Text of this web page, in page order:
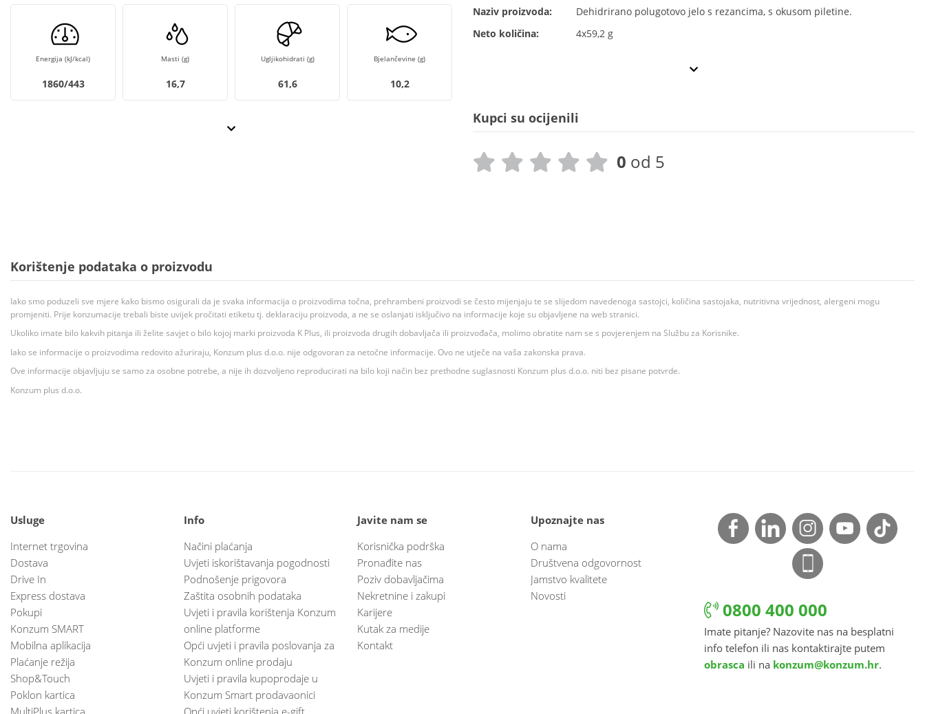
Energija (kJ/kcal)
1860/443
Masti (g)
16,7
Ugljikohidrati (g)
61,6
Bjelančevine (g)
10,2
Naziv proizvoda:
Dehidrirano polugotovo jelo s rezancima, s okusom piletine.
Neto količina:
4x59,2 g
Kupci su ocijenili
0 od 5
Korištenje podataka o proizvodu
Iako smo poduzeli sve mjere kako bismo osigurali da je svaka informacija o proizvodima točna, prehrambeni proizvodi se često mijenjaju te se slijedom navedenoga sastojci, količina sastojaka, nutritivna vrijednost, alergeni mogu
promjeniti. Prije konzumacije trebali biste uvijek pročitati etiketu tj. deklaraciju proizvoda, a ne se oslanjati isključivo na informacije koje su objavljene na web stranici.
Ukoliko imate bilo kakvih pitanja ili želite savjet o bilo kojoj marki proizvoda K Plus, ili proizvoda drugih dobavljača ili proizvođača, molimo obratite nam se s povjerenjem na Službu za Korisnike.
Iako se informacije o proizvodima redovito ažuriraju, Konzum plus d.o.o. nije odgovoran za netočne informacije. Ovo ne utječe na vaša zakonska prava.
Ove informacije objavljuju se samo za osobne potrebe, a nije ih dozvoljeno reproducirati na bilo koji način bez prethodne suglasnosti Konzum plus d.o.o. niti bez pisane potvrde.
Konzum plus d.o.o.
Usluge
Internet trgovina
Dostava
Drive In
Express dostava
Pokupi
Konzum SMART
Mobilna aplikacija
Plaćanje režija
Shop&Touch
Poklon kartica
MultiPlus kartica
Info
Načini plaćanja
Uvjeti iskorištavanja pogodnosti
Podnošenje prigovora
Zaštita osobnih podataka
Uvjeti i pravila korištenja Konzum
online platforme
Opći uvjeti i pravila poslovanja za
Konzum online prodaju
Uvjeti i pravila kupoprodaje u
Konzum Smart prodavaonici
Opći uvjeti korištenja e-gift
Javite nam se
Korisnička podrška
Pronađite nas
Poziv dobavljačima
Nekretnine i zakupi
Karijere
Kutak za medije
Kontakt
Upoznajte nas
O nama
Društvena odgovornost
Jamstvo kvalitete
Novosti
0800 400 000
Imate pitanje? Nazovite nas na besplatni
info telefon ili nas kontaktirajte putem
obrasca ili na konzum@konzum.hr.